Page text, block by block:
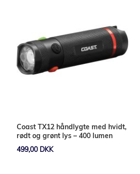
Coast TX12 håndlygte med hvidt,
rødt og grønt lys – 400 lumen
499,00 DKK